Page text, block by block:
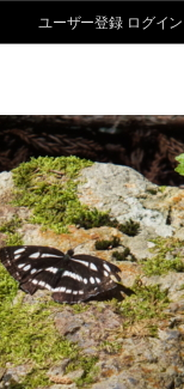
ユーザー登録 ログイン